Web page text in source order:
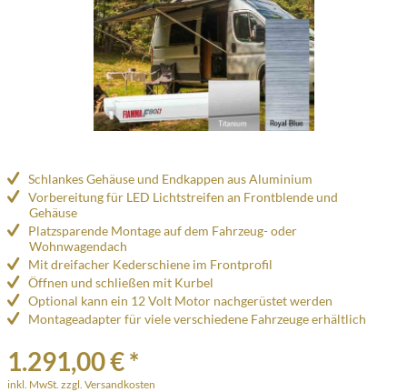
Schlankes Gehäuse und Endkappen aus Aluminium
Vorbereitung für LED Lichtstreifen an Frontblende und
Gehäuse
Platzsparende Montage auf dem Fahrzeug- oder
Wohnwagendach
Mit dreifacher Kederschiene im Frontprofil
Öffnen und schließen mit Kurbel
Optional kann ein 12 Volt Motor nachgerüstet werden
Montageadapter für viele verschiedene Fahrzeuge erhältlich
1.291,00 € *
inkl. MwSt. zzgl. Versandkosten